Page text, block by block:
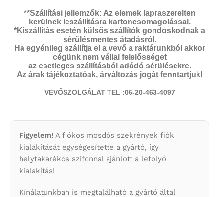
**Szállítási jellemzők: Az elemek lapraszerelten
kerülnek leszállításra kartoncsomagolással.
*Kiszállítás esetén külsős szállítók gondoskodnak a
sérülésmentes átadásról.
Ha egyénileg szállítja el a vevő a raktárunkból akkor
cégünk nem vállal felelősséget
az esetleges szállításból adódó sérülésekre.
Az árak tájékoztatóak, árváltozás jogát fenntartjuk!
VEVŐSZOLGÁLAT TEL :06-20-463-4097
Figyelem! A fiókos mosdós szekrények fiók
kialakítását egységesítette a gyártó, így
helytakarékos szifonnal ajánlott a lefolyó
kialakítás!
Kínálatunkban is megtalálható a gyártó által